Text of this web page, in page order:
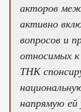
акторов
активно
вопросов и
относимых к
ТНК
напрямую ей